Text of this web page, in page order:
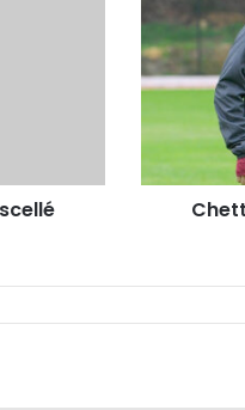
Gagner
encore
trophées
»